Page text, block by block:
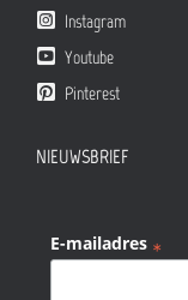
Instagram
Youtube
Pinterest
NIEUWSBRIEF
E-mailadres *